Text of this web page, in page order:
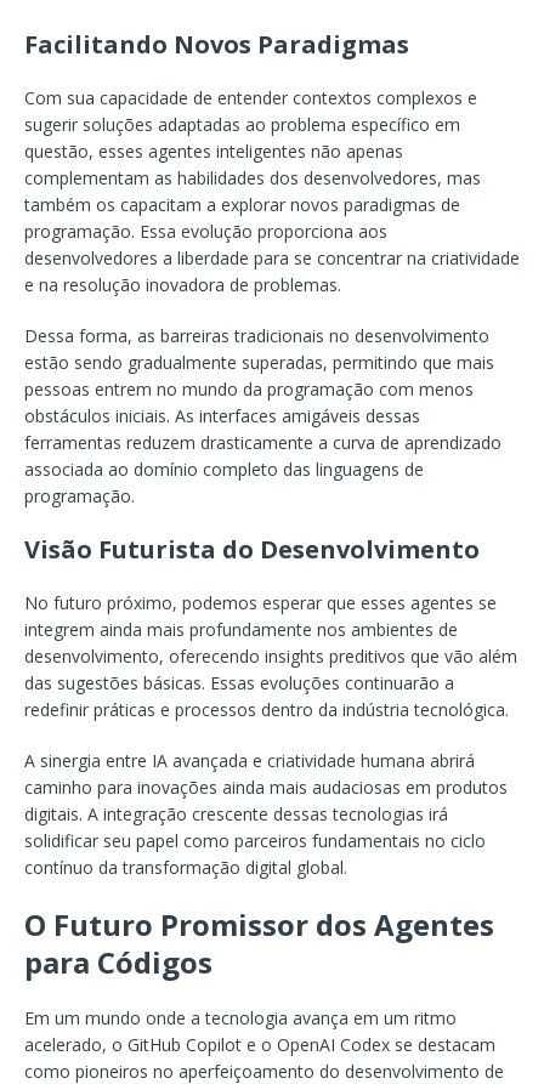
Facilitando Novos Paradigmas
Com sua capacidade de entender contextos complexos e
sugerir soluções adaptadas ao problema específico em
questão, esses agentes inteligentes não apenas
complementam as habilidades dos desenvolvedores, mas
também os capacitam a explorar novos paradigmas de
programação. Essa evolução proporciona aos
desenvolvedores a liberdade para se concentrar na criatividade
e na resolução inovadora de problemas.
Dessa forma, as barreiras tradicionais no desenvolvimento
estão sendo gradualmente superadas, permitindo que mais
pessoas entrem no mundo da programação com menos
obstáculos iniciais. As interfaces amigáveis dessas
ferramentas reduzem drasticamente a curva de aprendizado
associada ao domínio completo das linguagens de
programação.
Visão Futurista do Desenvolvimento
No futuro próximo, podemos esperar que esses agentes se
integrem ainda mais profundamente nos ambientes de
desenvolvimento, oferecendo insights preditivos que vão além
das sugestões básicas. Essas evoluções continuarão a
redefinir práticas e processos dentro da indústria tecnológica.
A sinergia entre IA avançada e criatividade humana abrirá
caminho para inovações ainda mais audaciosas em produtos
digitais. A integração crescente dessas tecnologias irá
solidificar seu papel como parceiros fundamentais no ciclo
contínuo da transformação digital global.
O Futuro Promissor dos Agentes
para Códigos
Em um mundo onde a tecnologia avança em um ritmo
acelerado, o GitHub Copilot e o OpenAI Codex se destacam
como pioneiros no aperfeiçoamento do desenvolvimento de